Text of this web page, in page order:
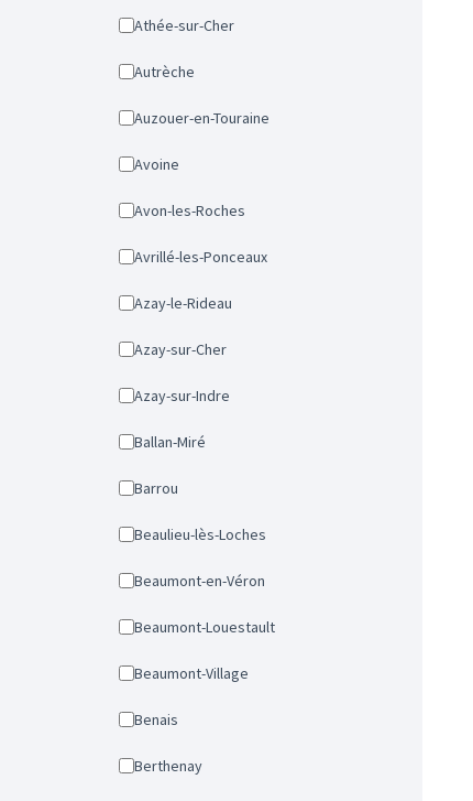
Athée-sur-Cher
Autrèche
Auzouer-en-Touraine
Avoine
Avon-les-Roches
Avrillé-les-Ponceaux
Azay-le-Rideau
Azay-sur-Cher
Azay-sur-Indre
Ballan-Miré
Barrou
Beaulieu-lès-Loches
Beaumont-en-Véron
Beaumont-Louestault
Beaumont-Village
Benais
Berthenay